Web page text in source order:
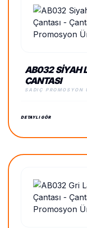
AB032 SIYAH
ÇANTASI
SADIÇ PROMOSYON
DETAYLI GÖR